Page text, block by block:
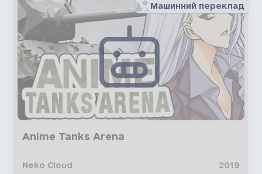
Машинний переклад
Anime Tanks Arena
Neko Cloud 2019